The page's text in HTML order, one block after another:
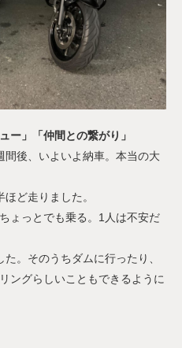
ー」「仲間との繋がり」
後、いよいよ納車。本当の大
ど走りました。
ょっとでも乗る。1人は不安だ
。そのうちダムに行ったり、
ングらしいこともできるように